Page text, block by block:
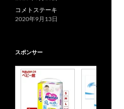
コメトステーキ
2020年9月13日
スポンサー